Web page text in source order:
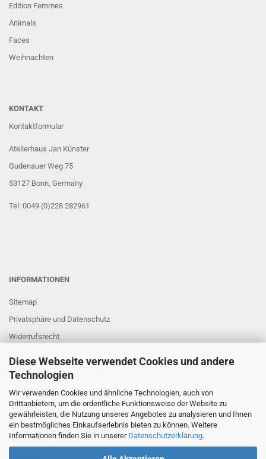
Diese Webseite verwendet Cookies und andere
Technologien
Wir verwenden Cookies und ähnliche Technologien, auch von
Drittanbietern, um die ordentliche Funktionsweise der Website zu
gewährleisten, die Nutzung unseres Angebotes zu analysieren und Ihnen
ein bestmögliches Einkaufserlebnis bieten zu können. Weitere
Informationen finden Sie in unserer Datenschutzerklärung.
Edition Femmes
Animals
Faces
Weihnachten
KONTAKT
Kontaktformular
Atelierhaus Jan Künster
Gudenauer Weg 75
53127 Bonn, Germany
Tel: 0049 (0)228 282961
INFORMATIONEN
Sitemap
Privatsphäre und Datenschutz
Widerrufsrecht
Impressum
Links und Partner
FAQ
Bestellen und Versand